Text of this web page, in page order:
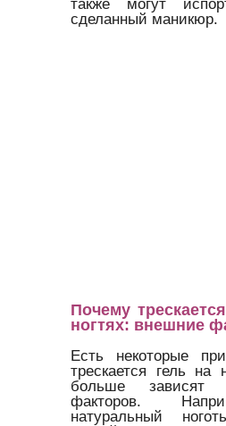
сделанный маникюр.
Почему
ногтях: внешние
Есть некоторые
трескается гель на
больше зависят
факторов.
натуральный